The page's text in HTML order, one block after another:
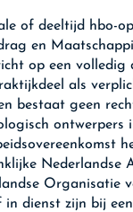
of deeltijd hbo-
en
op een
als
bestaat geen
ontwerpers
Nederlandse
Organisatie
dienst zijn bij